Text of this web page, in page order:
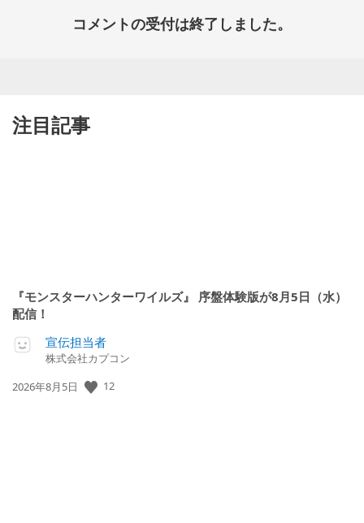
コメントの受付は終了しました。
注目記事
『モンスターハンターワイルズ』 序盤体験版が8月5日（水）
配信！
宣伝担当者
株式会社カプコン
公
2026年8月5日 12